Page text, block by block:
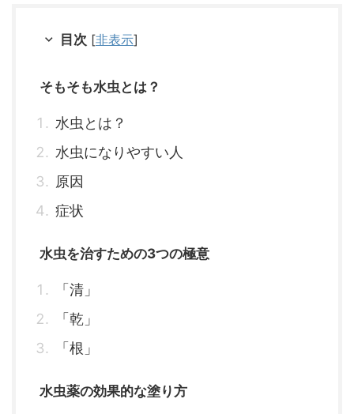
目次 [非表示]
そもそも水虫とは？
水虫とは？
水虫になりやすい人
原因
症状
水虫を治すための3つの極意
「清」
「乾」
「根」
水虫薬の効果的な塗り方